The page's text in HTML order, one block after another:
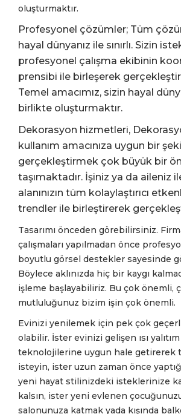
oluşturmaktır.
Profesyonel çözümler; Tüm
hayal dünyanız ile sınırlı. Sizin
profesyonel çalışma ekibinin
prensibi ile birleşerek
Temel amacımız, sizin hayal
birlikte oluşturmaktır.
Dekorasyon hizmetleri,
kullanım amacınıza uygun bir
gerçekleştirmek çok büyük bir
taşımaktadır. İşiniz ya da aileniz
alanınızın tüm kolaylaştırıcı
trendler ile birleştirerek
Tasarımı önceden görebilirsiniz.
çalışmaları yapılmadan önce
boyutlu görsel destekler sayesinde
Böylece aklınızda hiç bir kaygı
işleme başlayabiliriz. Bu çok önemli,
mutluluğunuz bizim işin çok önemli.
Evinizi yenilemek için pek çok
olabilir. İster evinizi gelişen ısı
teknolojilerine uygun hale getirerek
isteyin, ister uzun zaman önce
yeni hayat stilinizdeki isteklerinize
kalsın, ister yeni evlenen
salonunuza katmak yada kışında